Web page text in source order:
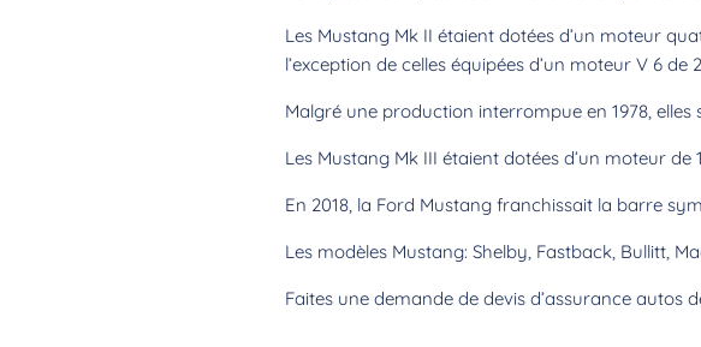
Les Mustang Mk II étaient dotées d’un moteur
l’exception de celles équipées d’un moteur V 6 de
Malgré une production interrompue en 1978, elles
Les Mustang Mk III étaient dotées d’un moteur
En 2018, la Ford Mustang franchissait la barre
Les modèles Mustang: Shelby, Fastback, Bullitt,
Faites une demande de devis d’assurance